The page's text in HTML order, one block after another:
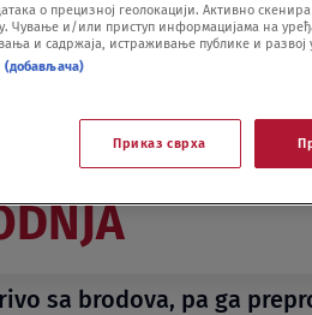
sa brodova, pa ga
о прецизној геолокацији. Активно
Чување и/или приступ информацијама на
и садржаја, истраживање публике и развој
(добављача)
Приказ сврха